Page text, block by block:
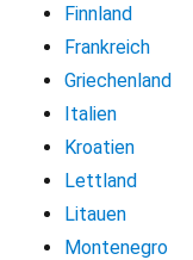
Finnland
Frankreich
Griechenland
Italien
Kroatien
Lettland
Litauen
Montenegro